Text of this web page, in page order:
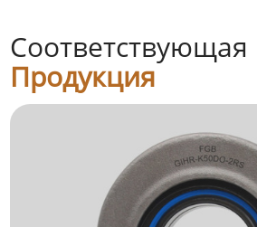
Соответствующая
Продукция